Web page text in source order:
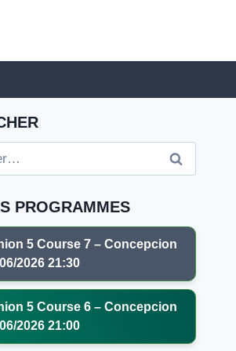
PROGRAMMES
5 Course 7 – Concepcion
2026 21:30
5 Course 6 – Concepcion
2026 21:00